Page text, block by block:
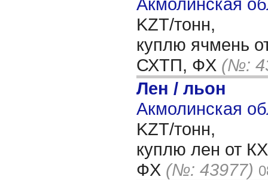
KZT/тонн,
куплю ячмень
СХТП, ФХ (№:
Лен / льон
Акмолинская
KZT/тонн,
куплю лен от
ФХ (№: 43977)